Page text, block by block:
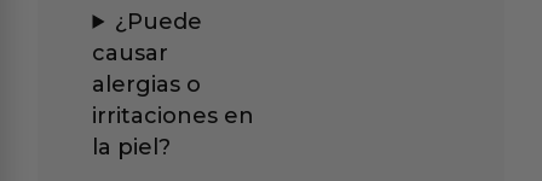
¿Puede
causar
alergias o
irritaciones en
la piel?